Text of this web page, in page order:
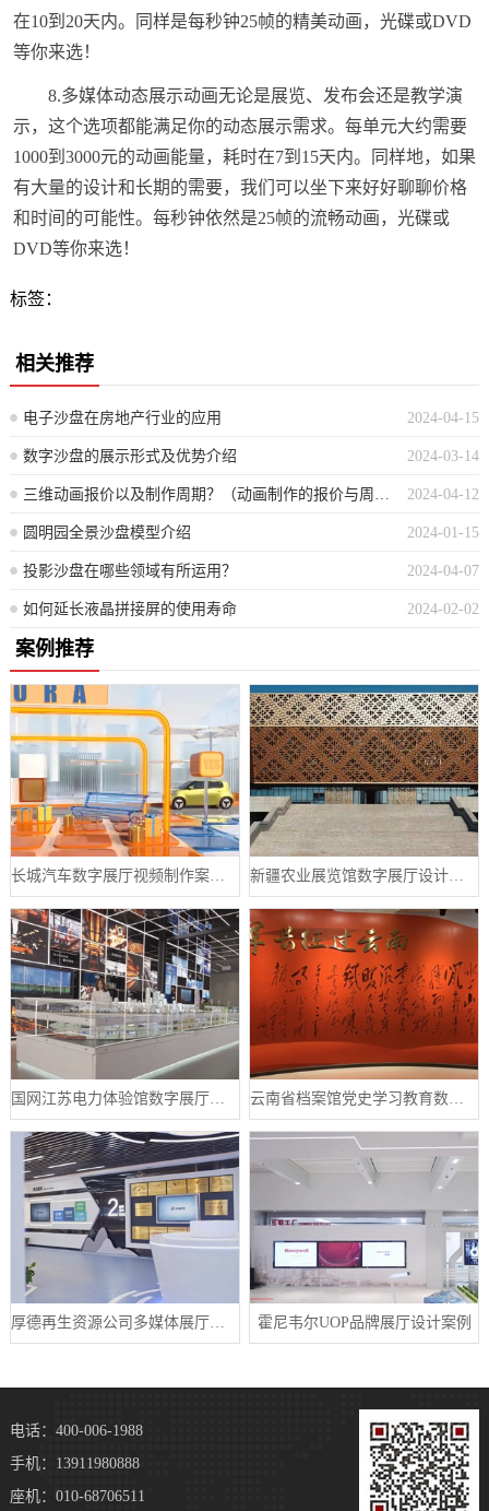
在10到20天内。同样是每秒钟25帧的精美动画，光碟或DVD
等你来选！
8.多媒体动态展示动画无论是展览、发布会还是教学演
示，这个选项都能满足你的动态展示需求。每单元大约需要
1000到3000元的动画能量，耗时在7到15天内。同样地，如果
有大量的设计和长期的需要，我们可以坐下来好好聊聊价格
和时间的可能性。每秒钟依然是25帧的流畅动画，光碟或
DVD等你来选！
标签：
相关推荐
2024-04-15
电子沙盘在房地产行业的应用
2024-03-14
数字沙盘的展示形式及优势介绍
2024-04-12
三维动画报价以及制作周期？（动画制作的报价与周期解析：三维动画方面的细节探讨）
2024-01-15
圆明园全景沙盘模型介绍
2024-04-07
投影沙盘在哪些领域有所运用？
2024-02-02
如何延长液晶拼接屏的使用寿命
案例推荐
长城汽车数字展厅视频制作案例分享
国网江苏电力体验馆数字展厅案例 云南省档案馆党史学习教育数字展厅案例
厚德再生资源公司多媒体展厅设计案例 霍尼韦尔UOP品牌展厅设计案例
电话：400-006-1988
手机：13911980888
座机：010-68706511